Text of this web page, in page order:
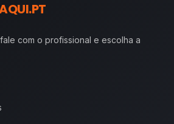
com o profissional e escolha a